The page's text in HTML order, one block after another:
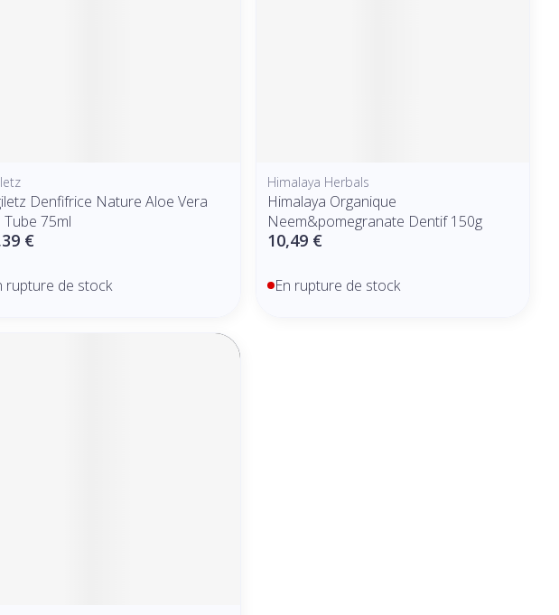
Denfifrice Nature Aloe Vera
Tube 75ml
€
rupture de stock
Himalaya Herbals
Himalaya Organique
Neem&pomegranate Dentif 150g
10,49 €
En rupture de stock